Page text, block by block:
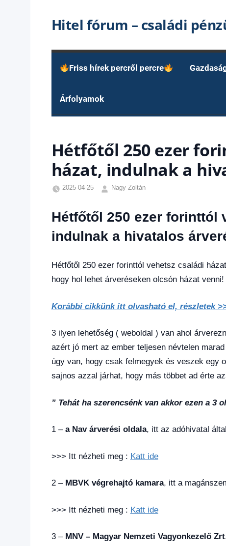
Hitel fórum – családi
Friss hírek percről percre
Árfolyamok
Hétfőtől 250 ezer
házat, indulnak a
2025-04-25
Nagy Zoltán
hírek
,
Gazdaság
Hírek ,
1
kézből,
Hétfőtől 250 ezer forinttól
indulnak a hivatalos
Hétfőtől 250 ezer forinttól vehetsz családi
hogy hol lehet árveréseken olcsón házat
Korábbi cikkünk itt olvasható el, részletek
3 ilyen lehetőség ( weboldal ) van ahol
azért jó mert az ember teljesen névtelen
úgy van, hogy csak felmegyek és veszek egy
sajnos azzal járhat, hogy más többet ad érte
” Tehát ha szerencsénk van akkor ezen a 3
1 – a Nav árverési oldala, itt az adóhivatal
>>> Itt nézheti meg : Katt ide
2 – MBVK végrehajtó kamara, itt a
>>> Itt nézheti meg : Katt ide
3 – MNV – Magyar Nemzeti Vagyonkezelő Zrt